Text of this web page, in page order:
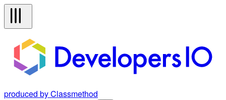
produced by Classmethod